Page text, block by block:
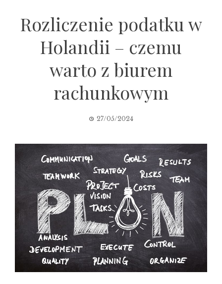
Rozliczenie podatku w
Holandii – czemu
warto z biurem
rachunkowym
27/05/2024